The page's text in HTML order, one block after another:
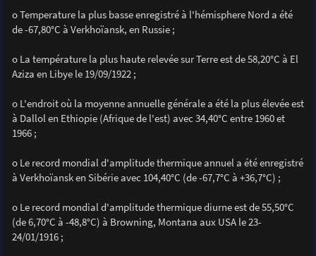
o Temperature la plus basse enregistré à l'hémisphere Nord a été
de -67,80°C à Verkhoïansk, en Russie ;
o La température la plus haute relevée sur Terre est de 58,20°C à El
Aziza en Libye le 19/09/1922 ;
o L'endroit où la moyenne annuelle générale a été la plus élevée est
à Dallol en Ethiopie (Afrique de l'est) avec 34,40°C entre 1960 et
1966 ;
o Le record mondial d'amplitude thermique annuel a été enregistré
à Verkhoïansk en Sibérie avec 104,40°C (de -67,7°C à +36,7°C) ;
o Le record mondial d'amplitude thermique diurne est de 55,50°C
(de 6,70°C à -48,8°C) à Browning, Montana aux USA le 23-
24/01/1916 ;